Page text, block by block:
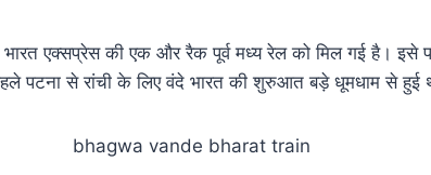
भारत एक्सप्रेस की एक और रैक पूर्व मध्य रेल को मिल गई है। इसे
पटना से रांची के लिए वंदे भारत की शुरुआत बड़े धूमधाम से हुई